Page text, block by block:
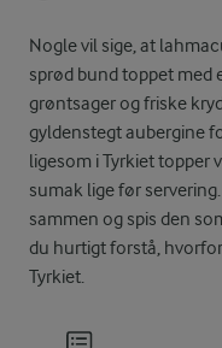
Nogle vil sige, at
sprød bund toppet med
grøntsager og friske
gyldenstegt aubergine
ligesom i Tyrkiet topper
sumak lige før
sammen og spis den
du hurtigt forstå,
Tyrkiet.